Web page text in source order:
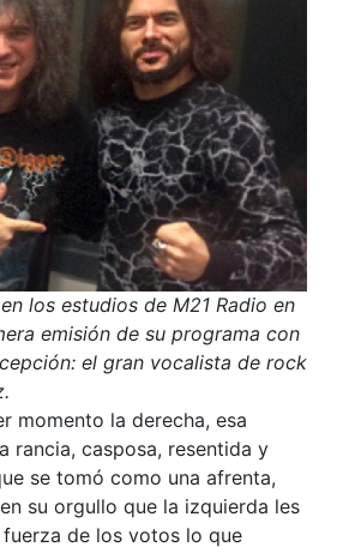
los estudios de M21 Radio en
emisión de su programa con
el gran vocalista de rock
momento la derecha, esa
rancia, casposa, resentida y
se tomó como una afrenta,
su orgullo que la izquierda les
de los votos lo que